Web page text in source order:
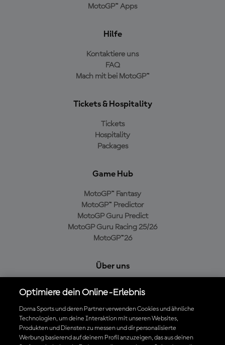
MotoGP™ Apps
Hilfe
Kontaktiere uns
FAQ
Mach mit bei MotoGP™
Tickets & Hospitality
Tickets
Hospitality
Packages
Game Hub
MotoGP™ Fantasy
MotoGP™ Predictor
MotoGP Guru Predict
MotoGP Guru Racing 25/26
MotoGP™26
Über uns
Cookie-Richtlinien
Geschäftsbedingungen
Datenschutzrichtlinien
Kaufrichtlinie
Optimiere dein Online-Erlebnis
Dorna Sports und deren Partner verwenden Cookies und ähnliche
Technologien, um deine Interaktion mit unseren Websites,
Produkten und Diensten zu messen und dir personalisierte
Werbung basierend auf deinem Profil anzuzeigen, das aus deinen